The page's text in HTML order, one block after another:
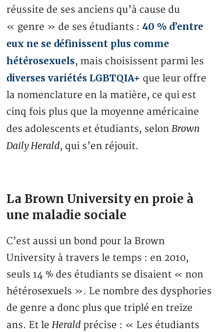
réussite de ses anciens qu’à cause du
« genre » de ses étudiants :40 % d’entre
eux ne se définissent plus comme
hétérosexuels, mais choisissent parmi les
diverses variétés LGBTQIA+ que leur offre
la nomenclature en la matière, ce qui est
cinq fois plus que la moyenne américaine
des adolescents et étudiants, selonBrown
Daily Herald, qui s’en réjouit.
La Brown University en proie à
une maladie sociale
C’est aussi un bond pour la Brown
University à travers le temps : en 2010,
seuls 14 % des étudiants se disaient « non
hétérosexuels ». Le nombre des dysphories
de genre a donc plus que triplé en treize
ans. Et leHerald précise : « Les étudiants